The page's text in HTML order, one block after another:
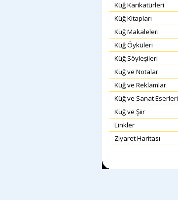
Küğ Karikatürleri
Küğ Kitapları
Küğ Makaleleri
Küğ Öyküleri
Küğ Söyleşileri
Küğ ve Notalar
Küğ ve Reklamlar
Küğ ve Sanat Eserleri
Küğ ve Şiir
Linkler
Ziyaret Haritası